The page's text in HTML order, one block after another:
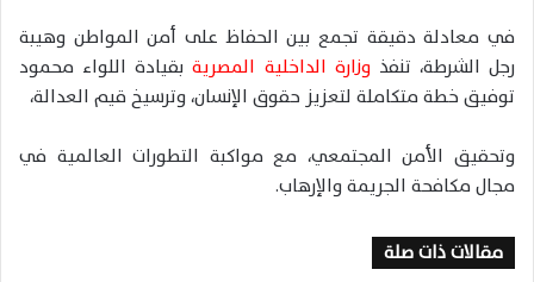
في معادلة دقيقة تجمع بين الحفاظ على أمن المواطن وهيبة
رجل الشرطة، تنفذ وزارة الداخلية المصريةبقيادة اللواء محمود
توفيق خطة متكاملة لتعزيز حقوق الإنسان، وترسيخ قيم العدالة،
وتحقيق الأمن المجتمعي، مع مواكبة التطورات العالمية في
مجال مكافحة الجريمة والإرهاب.
مقالات ذات صلة